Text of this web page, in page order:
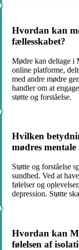
Hvordan kan
fællesskabet?
Mødre kan deltage i
online platforme,
med andre mødre
handler om at
støtte og forståelse.
Hvilken
mødres mentale
Støtte og forståelse
sundhed. Ved at
følelser og
depression. Støtte
Hvordan kan
følelsen af